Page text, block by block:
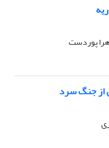
پوردست
از جنگ سرد